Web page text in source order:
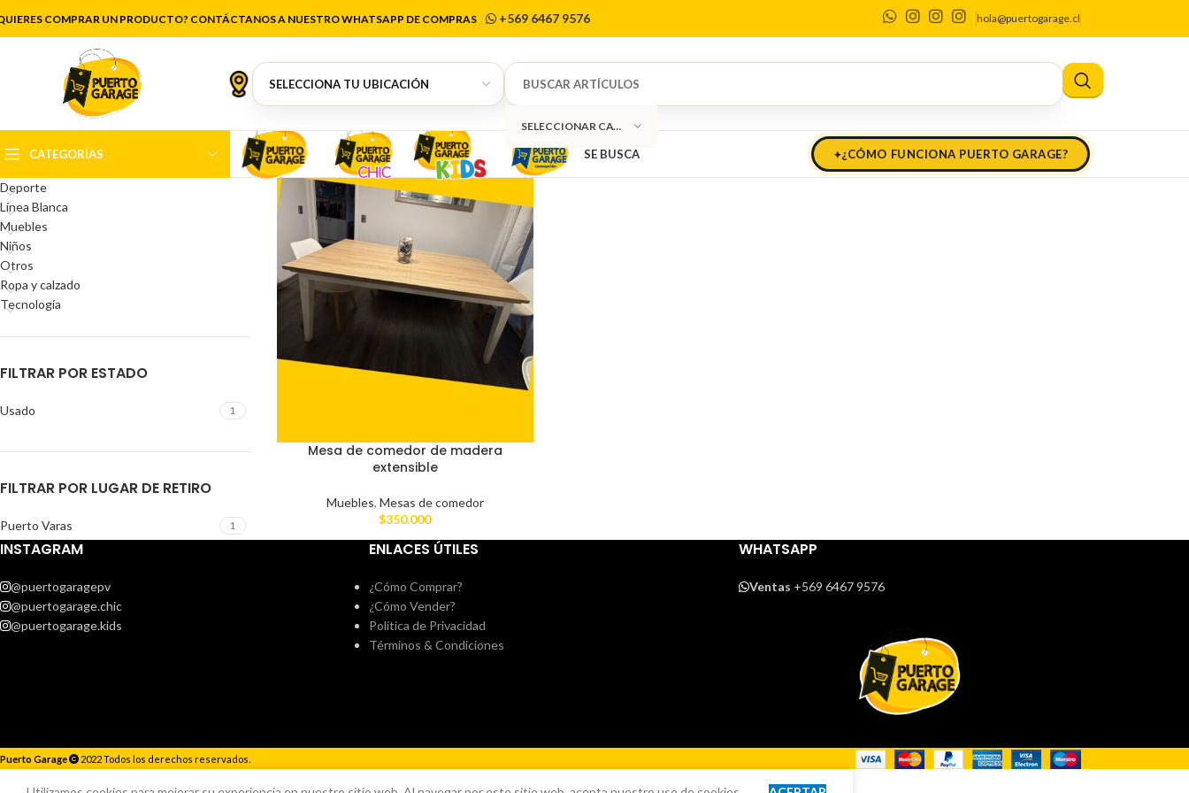
COMPRAR UN PRODUCTO? CONTÁCTANOS A NUESTRO WHATSAPP DE COMPRAS +569 6467 9576 hola@puertogarage.cl
SELECCIONAR CATEGORÍA
CATEGORÍAS SE BUSCA ¿CÓMO FUNCIONA PUERTO GARAGE?
detrás de la clínica
CATEGORÍAS DEL PRODUCTO
Antigüedades
Artículos de cocina
Belleza
Deporte
Línea Blanca
Muebles
Niños
Otros
Ropa y calzado
Tecnología
FILTRAR POR ESTADO
Usado 1
FILTRAR POR LUGAR DE RETIRO
Puerto Varas 1
Mesa de comedor de madera
extensible
Muebles, Mesas de comedor
$350.000
INSTAGRAM
@puertogaragepv
@puertogarage.chic
@puertogarage.kids
ENLACES ÚTILES
¿Cómo Comprar?
¿Cómo Vender?
Política de Privacidad
Términos & Condiciones
WHATSAPP
Ventas +569 6467 9576
Puerto Garage 2022 Todos los derechos reservados.